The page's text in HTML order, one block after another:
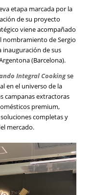
etapa marcada por la
de su proyecto
viene acompañado
nombramiento de Sergio
inauguración de sus
(Barcelona).
Integral Cookingse
en el universo de la
campanas extractoras
premium,
completas y
mercado.